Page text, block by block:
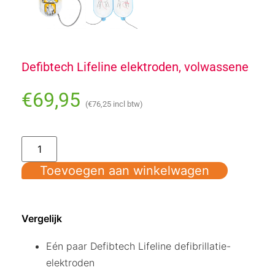
Defibtech Lifeline elektroden, volwassene
€69,95 (€76,25 incl btw)
Toevoegen aan winkelwagen
Vergelijk
Eén paar Defibtech Lifeline defibrillatie-
elektroden